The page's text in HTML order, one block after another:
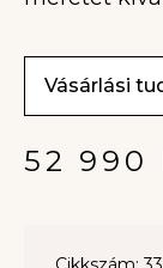
Vásárlási
52 990